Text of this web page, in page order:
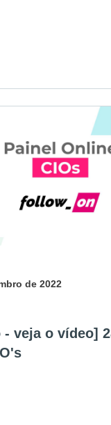
de 2022
- veja o vídeo]